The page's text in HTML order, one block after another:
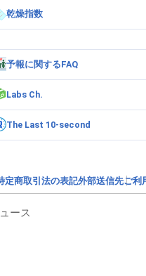
乾燥指数
予報に関するFAQ
Labs Ch.
The Last 10-second
定商取引法の表記外部送信先ご利
ース